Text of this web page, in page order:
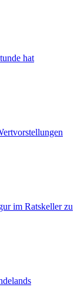
hat
im Ratskeller zu